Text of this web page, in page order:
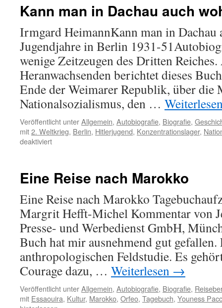
Kann man in Dachau auch
Irmgard HeimannKann man in Dachau
Jugendjahre in Berlin 1931-
wenige Zeitzeugen des Dritten
Heranwachsenden berichtet dieses
Ende der Weimarer Republik, über die
Nationalsozialismus, den …
Veröffentlicht unterAllgemein, Autobiografie, Biografie,
mit2. Weltkrieg, Berlin, Hitlerjugend, Konzentrationslager,
deaktiviertfür
Dachau
wohnen?
Eine Reise nach Marokko
Eine Reise nach Marokko
Margrit Hefft-Michel Kommentar von
Presse- und Werbedienst GmbH,
Buch hat mir ausnehmend gut gefallen.
anthropologischen Feldstudie. Es
Courage dazu, … Weiterlesen →
Veröffentlicht unterAllgemein, Autobiografie, Biografie,
mit Essaouira, Kultur, Marokko, Orfeo, Tagebuch, Youness